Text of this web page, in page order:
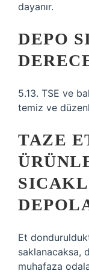
dayanır.
DEPO
5.13. TSE ve
temiz ve
TAZE
Et
saklanacaksa,
muhafaza